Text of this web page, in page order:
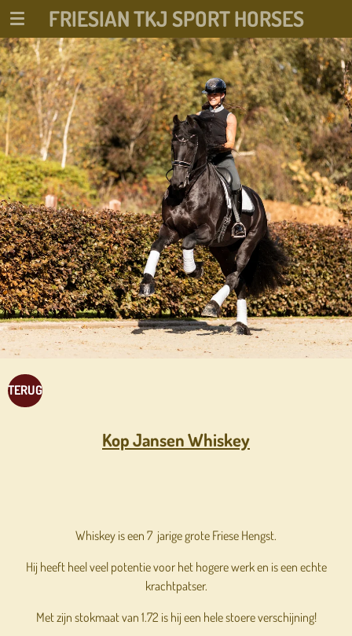
Ga
direct
naar
de
hoofdinhoud
FRIESIAN TKJ SPORT HORSES
TERUG
Kop Jansen Whiskey
Whiskey is een 7 jarige grote Friese Hengst.
Hij heeft heel veel potentie voor het hogere werk en is een echte
krachtpatser.
Met zijn stokmaat van 1.72 is hij een hele stoere verschijning!